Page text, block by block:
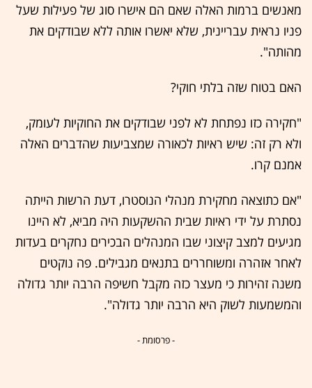
מאנשים ברמות האלה שאם הם אישרו סוג של פעילות שעל
פניו נראית עבריינית, שלא יאשרו אותה ללא שבודקים את
מהותה".
האם בטוח שזה בלתי חוקי?
"חקירה כזו נפתחת לא לפני שבודקים את החוקיות לעומק,
ולא רק זה: שיש ראיות לכאורה שמצביעות שהדברים האלה
אמנם קרו.
"אם כתוצאה מחקירת מנהלי הנוסטרו, דעת הרשות הייתה
נסתרת על ידי ראיות שבית ההשקעות היה מביא, לא היינו
מגיעים למצב קיצוני שבו המנהלים הבכירים נחקרים בעדות
לאחר אזהרה ומשוחררים בתנאים מגבילים. פה נוקטים
משנה זהירות כי מעצר כזה מקבל חשיפה הרבה יותר גדולה
והמשמעות לשוק היא הרבה יותר גדולה".
- פרסומת -